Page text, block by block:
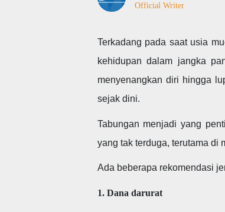
Official Writer
Terkadang pada saat usia
kehidupan dalam jangka
menyenangkan diri hingga
sejak dini.
Tabungan menjadi yang
yang tak terduga, terutama di
Ada beberapa rekomendasi
1. Dana darurat